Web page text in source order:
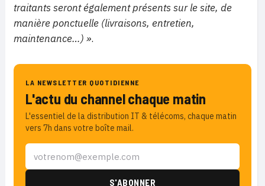
traitants seront également présents sur le site, de
manière ponctuelle (livraisons, entretien,
maintenance…) ».
LA NEWSLETTER QUOTIDIENNE
L'actu du channel chaque matin
L'essentiel de la distribution IT & télécoms, chaque matin
vers 7h dans votre boîte mail.